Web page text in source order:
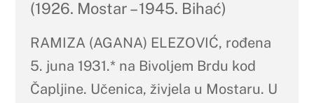
(1926. Mostar – 1945. Bihać)
RAMIZA (AGANA) ELEZOVIĆ, rođena
5. juna 1931.* na Bivoljem Brdu kod
Čapljine. Učenica, živjela u Mostaru. U